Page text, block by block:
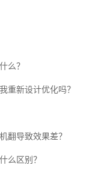
么？
重新设计优化吗？
翻导致效果差？
么区别？